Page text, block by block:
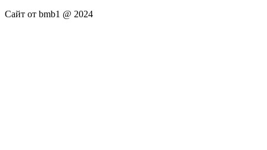
Сайт от bmb1 @ 2024